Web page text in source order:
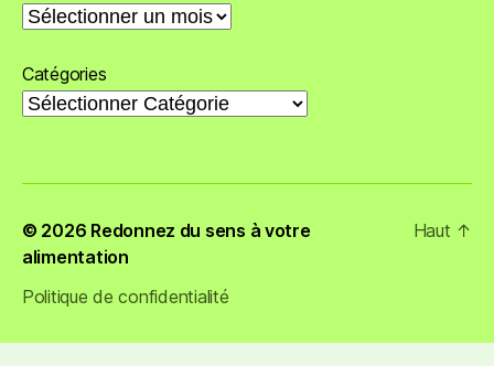
Catégories
© 2026 Redonnez du sens à votre
alimentation
Politique de confidentialité
Haut ↑